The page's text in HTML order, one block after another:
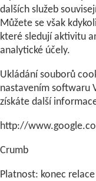
dalších služeb
Můžete se však
které sledují aktivitu
analytické účely.
Ukládání souborů
nastavením softwaru
získáte další
http://
Crumb
Platnost: konec